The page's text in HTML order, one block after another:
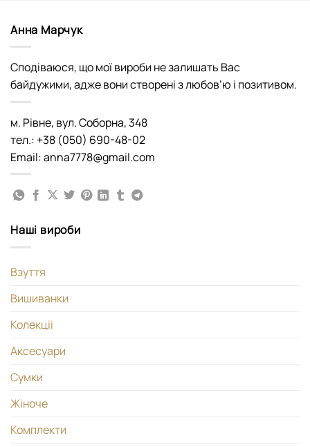
Анна Марчук
Сподіваюся, що мої вироби не залишать Вас
байдужими, адже вони створені з любов’ю і позитивом.
м. Рівне, вул. Соборна, 348
тел.: +38 (050) 690-48-02
Email: anna7778@gmail.com
Наші вироби
Взуття
Вишиванки
Колекціі
Аксесуари
Сумки
Жіноче
Комплекти